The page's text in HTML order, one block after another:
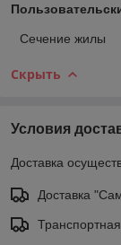
Сечение жилы
Скрыть
Условия
Доставка
Доставка